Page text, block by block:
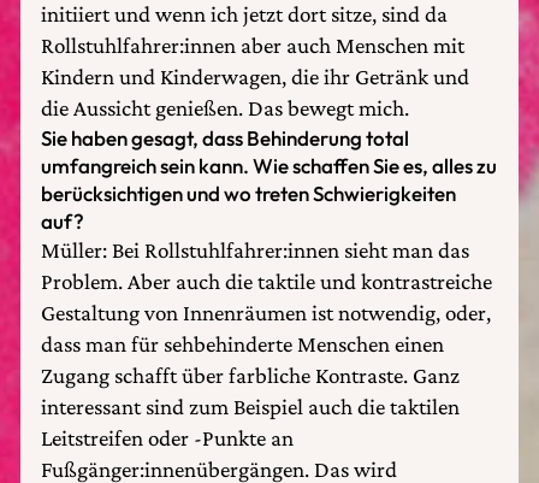
initiiert und wenn ich jetzt dort sitze, sind da
Rollstuhlfahrer:innen aber auch Menschen mit
Kindern und Kinderwagen, die ihr Getränk und
die Aussicht genießen. Das bewegt mich.
Sie haben gesagt, dass Behinderung total
umfangreich sein kann. Wie schaffen Sie es, alles zu
berücksichtigen und wo treten Schwierigkeiten
auf?
Müller: Bei Rollstuhlfahrer:innen sieht man das
Problem. Aber auch die taktile und kontrastreiche
Gestaltung von Innenräumen ist notwendig, oder,
dass man für sehbehinderte Menschen einen
Zugang schafft über farbliche Kontraste. Ganz
interessant sind zum Beispiel auch die taktilen
Leitstreifen oder -Punkte an
Fußgänger:innenübergängen. Das wird